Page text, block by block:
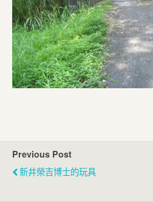
Previous Post
新井榮吉博士的玩具